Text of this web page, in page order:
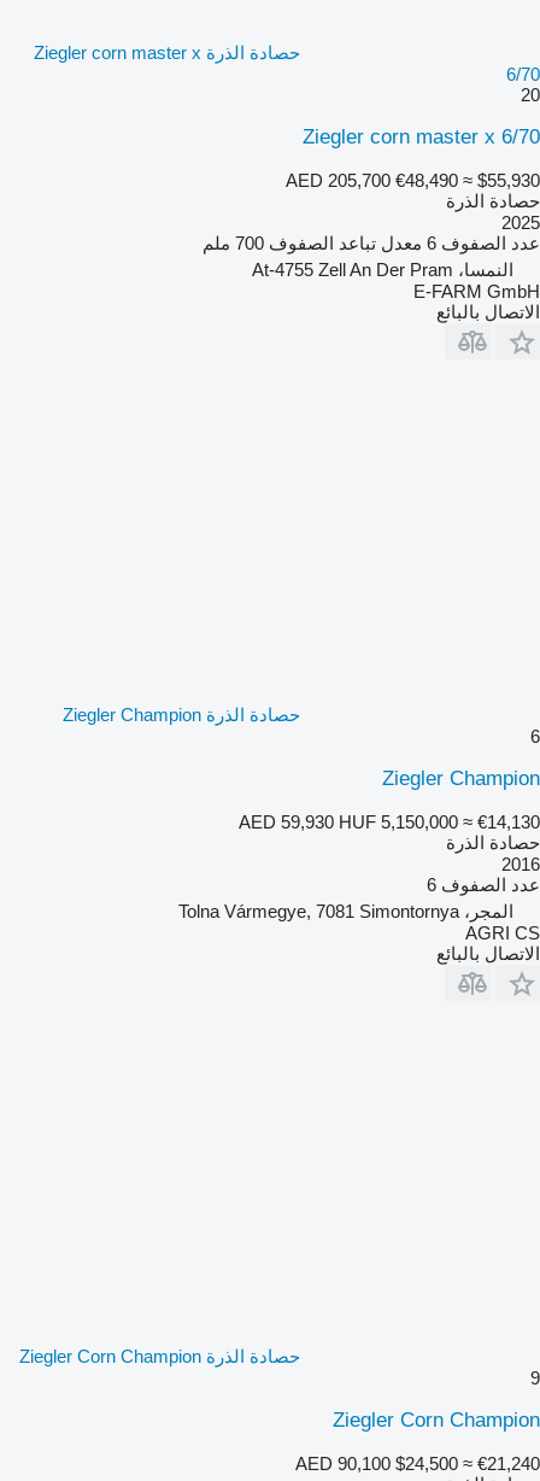
حصادة الذرة Ziegler corn master x
6/70
20
Ziegler corn master x 6/70
AED 205,700 €48,490 ≈ $55,930
حصادة الذرة
2025
عدد الصفوف 6 معدل تباعد الصفوف 700 ملم
النمسا، At-4755 Zell An Der Pram
E-FARM GmbH
الاتصال بالبائع
حصادة الذرة Ziegler Champion
6
Ziegler Champion
AED 59,930 HUF 5,150,000 ≈ €14,130
حصادة الذرة
2016
عدد الصفوف 6
المجر، Tolna Vármegye, 7081 Simontornya
AGRI CS
الاتصال بالبائع
حصادة الذرة Ziegler Corn Champion
9
Ziegler Corn Champion
AED 90,100 $24,500 ≈ €21,240